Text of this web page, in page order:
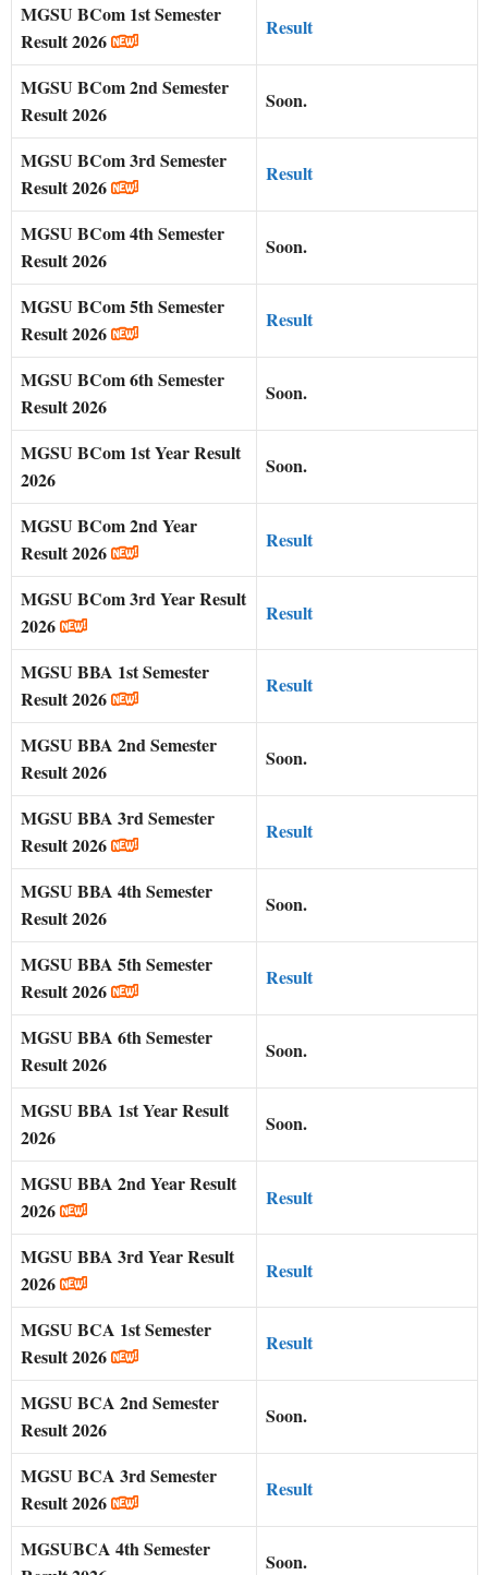
MGSU BCom 1st Semester
Result 2026
Result
MGSU BCom 2nd Semester
Result 2026
Soon.
MGSU BCom 3rd Semester
Result 2026
Result
MGSU BCom 4th Semester
Result 2026
Soon.
MGSU BCom 5th Semester
Result 2026
Result
MGSU BCom 6th Semester
Result 2026
Soon.
MGSU BCom 1st Year Result
2026
Soon.
MGSU BCom 2nd Year
Result 2026
Result
MGSU BCom 3rd Year Result
2026
Result
MGSU BBA 1st Semester
Result 2026
Result
MGSU BBA 2nd Semester
Result 2026
Soon.
MGSU BBA 3rd Semester
Result 2026
Result
MGSU BBA 4th Semester
Result 2026
Soon.
MGSU BBA 5th Semester
Result 2026
Result
MGSU BBA 6th Semester
Result 2026
Soon.
MGSU BBA 1st Year Result
2026
Soon.
MGSU BBA 2nd Year Result
2026
Result
MGSU BBA 3rd Year Result
2026
Result
MGSU BCA 1st Semester
Result 2026
Result
MGSU BCA 2nd Semester
Result 2026
Soon.
MGSU BCA 3rd Semester
Result 2026
Result
MGSUBCA 4th Semester
Soon.